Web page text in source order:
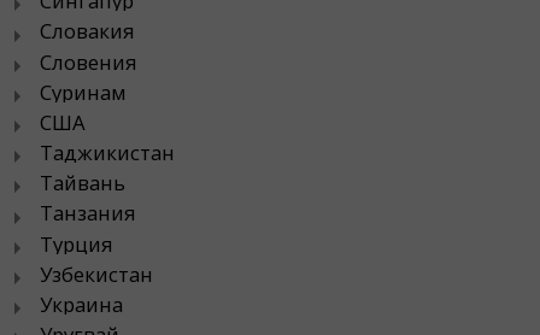
Словакия
Словения
Суринам
США
Таджикистан
Тайвань
Танзания
Турция
Узбекистан
Украина